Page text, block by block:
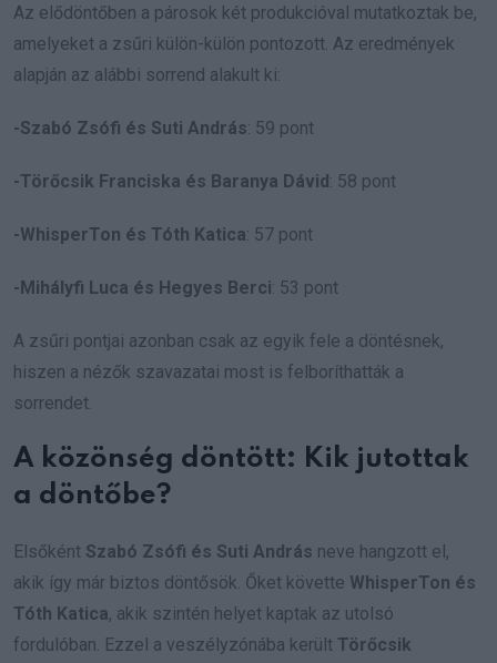
Az elődöntőben a párosok két produkcióval mutatkoztak be,
amelyeket a zsűri külön-külön pontozott. Az eredmények
alapján az alábbi sorrend alakult ki:
-Szabó Zsófi és Suti András: 59 pont
-Törőcsik Franciska és Baranya Dávid: 58 pont
-WhisperTon és Tóth Katica: 57 pont
-Mihályfi Luca és Hegyes Berci: 53 pont
A zsűri pontjai azonban csak az egyik fele a döntésnek,
hiszen a nézők szavazatai most is felboríthatták a
sorrendet.
A közönség döntött: Kik jutottak
a döntőbe?
Elsőként Szabó Zsófi és Suti András neve hangzott el,
akik így már biztos döntősök. Őket követte WhisperTon és
Tóth Katica, akik szintén helyet kaptak az utolsó
fordulóban. Ezzel a veszélyzónába került Törőcsik